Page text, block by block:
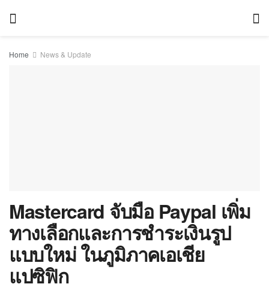
Home News & Update
Mastercard จับมือ Paypal เพิ่ม
ทางเลือกและการชำระเงินรูป
แบบใหม่ ในภูมิภาคเอเชีย
แปซิฟิก